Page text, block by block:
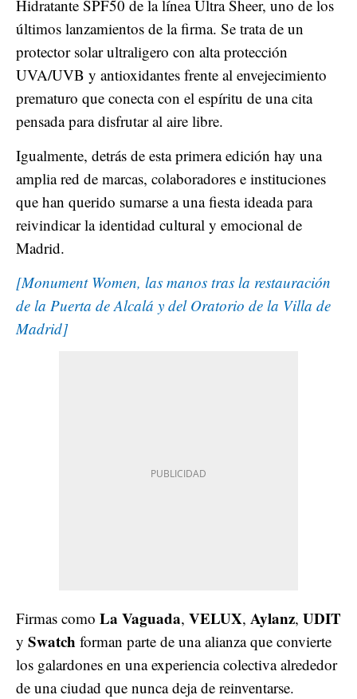
Hidratante SPF50 de la línea Ultra Sheer, uno de los
últimos lanzamientos de la firma. Se trata de un
protector solar ultraligero con alta protección
UVA/UVB y antioxidantes frente al envejecimiento
prematuro que conecta con el espíritu de una cita
pensada para disfrutar al aire libre.
Igualmente, detrás de esta primera edición hay una
amplia red de marcas, colaboradores e instituciones
que han querido sumarse a una fiesta ideada para
reivindicar la identidad cultural y emocional de
Madrid.
[Monument Women, las manos tras la restauración
de la Puerta de Alcalá y del Oratorio de la Villa de
Madrid]
Firmas como La Vaguada, VELUX, Aylanz, UDIT
y Swatch forman parte de una alianza que convierte
los galardones en una experiencia colectiva alrededor
de una ciudad que nunca deja de reinventarse.